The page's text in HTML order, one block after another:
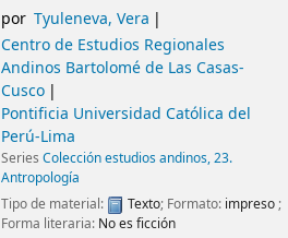
por Tyuleneva, Vera
Centro de Estudios Regionales
Andinos Bartolomé de Las Casas-
Cusco
Pontificia Universidad Católica del
Perú-Lima
Series Colección estudios andinos, 23.
Antropología
Tipo de material:
Texto; Formato: impreso;
Forma literaria: No es ficción